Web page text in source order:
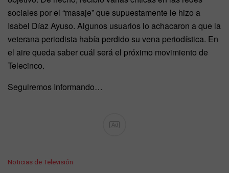
sociales por el “masaje” que supuestamente le hizo a
Isabel Díaz Ayuso. Algunos usuarios lo achacaron a que la
veterana periodista había perdido su vena periodística. En
el aire queda saber cuál será el próximo movimiento de
Telecinco.
Seguiremos Informando…
Ad
C
Noticias de Televisión